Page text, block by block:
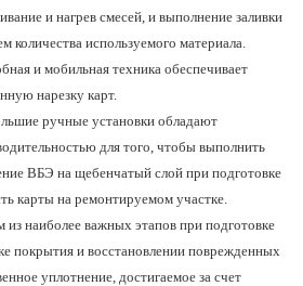
и нагрев смесей, и выполнение заливки
количества используемого материала.
и мобильная техника обеспечивает
нарезку карт.
ручные установки обладают
для того, чтобы выполнить
ВБЭ на щебенчатый слой при подготовке
карты на ремонтируемом участке.
из наиболее важных этапов при подготовке
покрытия и восстановлении поврежденных
уплотнение, достигаемое за счет